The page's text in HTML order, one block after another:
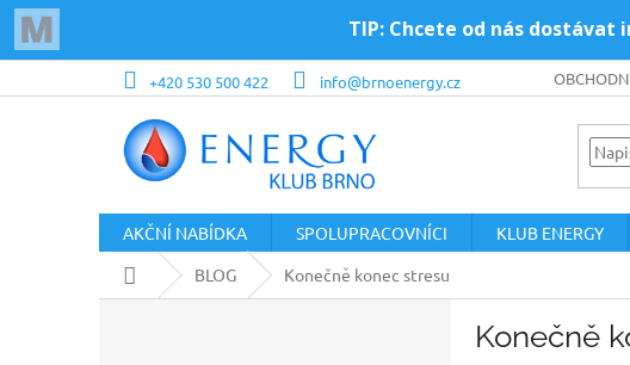
na
+420 530 500 422 info@brnoenergy.cz
AKČNÍ NABÍDKA SPOLUPRACOVNÍCI KLUB ENERGY
Domů
BLOG Konečně konec stresu
Konečně